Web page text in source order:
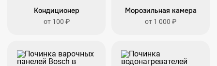
Кондиционер
от 100 ₽
Морозильная камера
от 1 000 ₽